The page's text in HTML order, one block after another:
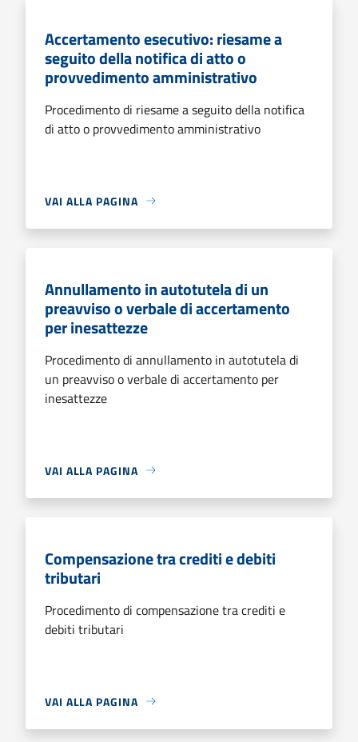
Accertamento esecutivo: riesame a
seguito della notifica di atto o
provvedimento amministrativo
Procedimento di riesame a seguito della notifica
di atto o provvedimento amministrativo
VAI ALLA PAGINA
Annullamento in autotutela di un
preavviso o verbale di accertamento
per inesattezze
Procedimento di annullamento in autotutela di
un preavviso o verbale di accertamento per
inesattezze
VAI ALLA PAGINA
Compensazione tra crediti e debiti
tributari
Procedimento di compensazione tra crediti e
debiti tributari
VAI ALLA PAGINA